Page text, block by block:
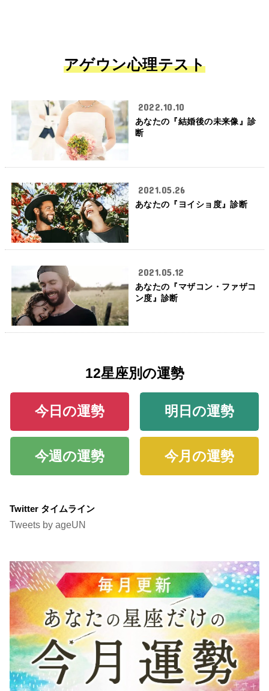
アゲウン心理テスト
2022.10.10
あなたの『結婚後の未来像』診
断
2021.05.26
あなたの『ヨイショ度』診断
2021.05.12
あなたの『マザコン・ファザコ
ン度』診断
12星座別の運勢
今日の運勢 明日の運勢
今週の運勢 今月の運勢
Twitter タイムライン
Tweets by ageUN